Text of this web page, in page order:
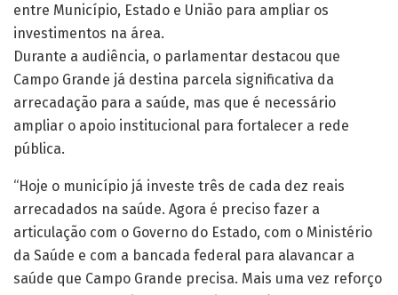
entre Município, Estado e União para ampliar os
investimentos na área.
Durante a audiência, o parlamentar destacou que
Campo Grande já destina parcela significativa da
arrecadação para a saúde, mas que é necessário
ampliar o apoio institucional para fortalecer a rede
pública.
“Hoje o município já investe três de cada dez reais
arrecadados na saúde. Agora é preciso fazer a
articulação com o Governo do Estado, com o Ministério
da Saúde e com a bancada federal para alavancar a
saúde que Campo Grande precisa. Mais uma vez reforço